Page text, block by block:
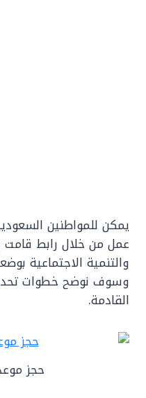
يمكن للمواطنين
عمل من خلال رابط قامت
والتنمية الاجتماعية
وسوف نوضح خطوات
القادمة.
حجز